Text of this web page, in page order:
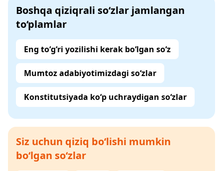
Boshqa qiziqrali so‘zlar jamlangan
to‘plamlar
Eng to‘g‘ri yozilishi kerak bo‘lgan so‘z
Mumtoz adabiyotimizdagi so‘zlar
Konstitutsiyada ko‘p uchraydigan so‘zlar
Siz uchun qiziq bo‘lishi mumkin
bo‘lgan so‘zlar